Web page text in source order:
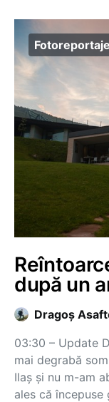
Fotoreportaje
după un
Dragoş
03:30 – Update
mai degrabă
Ilaș și nu m-am
ales că începuse